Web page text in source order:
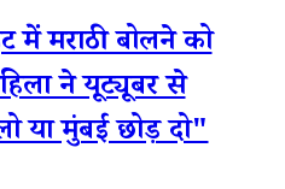
में मराठी बोलने को
ने यूट्यूबर से
या मुंबई छोड़ दो"